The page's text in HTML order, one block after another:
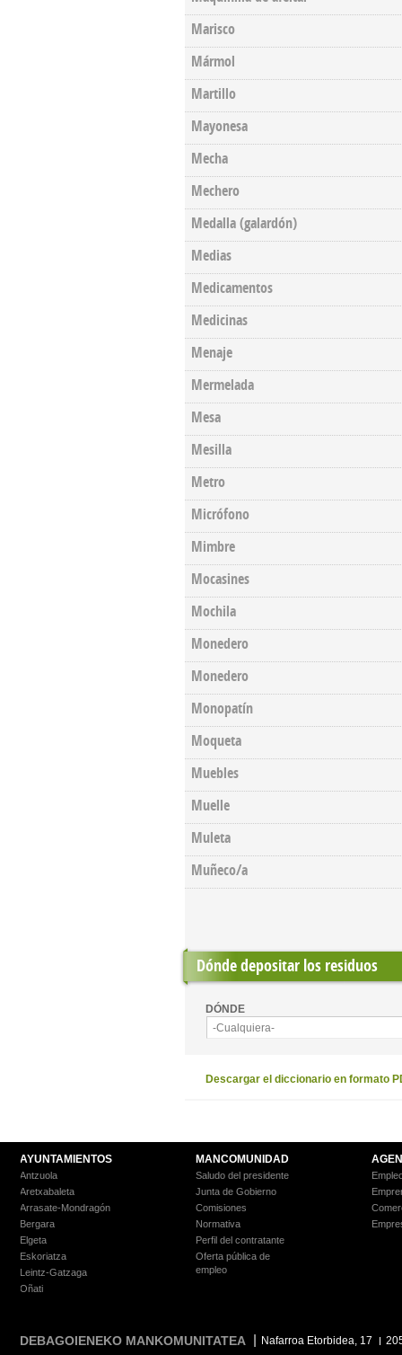
Marisco
Mármol
Martillo
Mayonesa
Mecha
Mechero
Medalla (galardón)
Medias
Medicamentos
Medicinas
Menaje
Mermelada
Mesa
Mesilla
Metro
Micrófono
Mimbre
Mocasines
Mochila
Monedero
Monedero
Monopatín
Moqueta
Muebles
Muelle
Muleta
Muñeco/a
Dónde depositar los residuos
DÓNDE
-Cualquiera-
Descargar el diccionario en formato
AYUNTAMIENTOS
Antzuola
Aretxabaleta
Arrasate-Mondragón
Bergara
Elgeta
Eskoriatza
Leintz-Gatzaga
Oñati
MANCOMUNIDAD
Saludo del presidente
Junta de Gobierno
Comisiones
Normativa
Perfil del contratante
Oferta pública de
empleo
DEBAGOIENEKO MANKOMUNITATEA Nafarroa Etorbidea, 17